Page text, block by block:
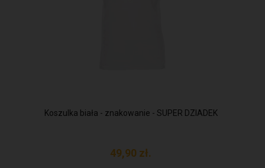
Koszulka biała - znakowanie - SUPER DZIADEK
49,90 zł.